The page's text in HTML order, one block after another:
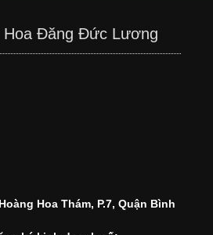
Hoa Đăng Đức Lương
Hoa Thám, P.7, Quận Bình